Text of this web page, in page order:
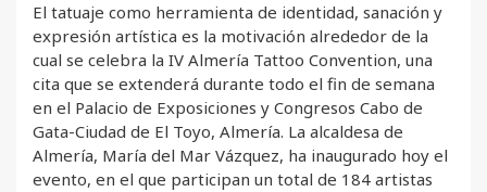
El tatuaje como herramienta de identidad, sanación y
expresión artística es la motivación alrededor de la
cual se celebra la IV Almería Tattoo Convention, una
cita que se extenderá durante todo el fin de semana
en el Palacio de Exposiciones y Congresos Cabo de
Gata-Ciudad de El Toyo, Almería. La alcaldesa de
Almería, María del Mar Vázquez, ha inaugurado hoy el
evento, en el que participan un total de 184 artistas